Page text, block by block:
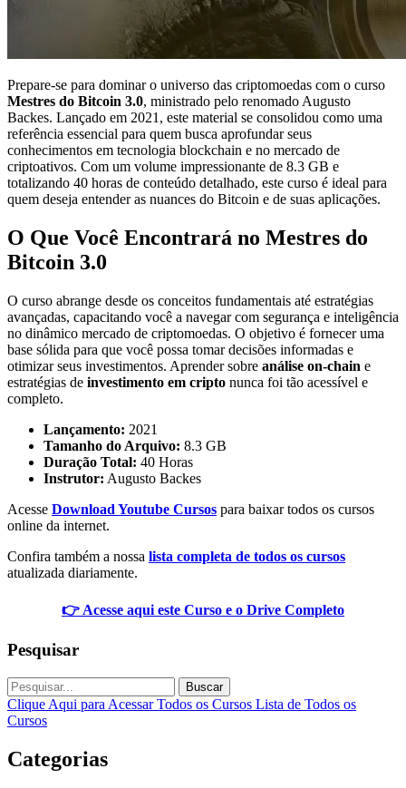
Prepare-se para dominar o universo das criptomoedas com o curso
Mestres do Bitcoin 3.0, ministrado pelo renomado Augusto
Backes. Lançado em 2021, este material se consolidou como uma
referência essencial para quem busca aprofundar seus
conhecimentos em tecnologia blockchain e no mercado de
criptoativos. Com um volume impressionante de 8.3 GB e
totalizando 40 horas de conteúdo detalhado, este curso é ideal para
quem deseja entender as nuances do Bitcoin e de suas aplicações.
O Que Você Encontrará no Mestres do
Bitcoin 3.0
O curso abrange desde os conceitos fundamentais até estratégias
avançadas, capacitando você a navegar com segurança e inteligência
no dinâmico mercado de criptomoedas. O objetivo é fornecer uma
base sólida para que você possa tomar decisões informadas e
otimizar seus investimentos. Aprender sobre análise on-chain e
estratégias de investimento em cripto nunca foi tão acessível e
completo.
Lançamento: 2021
Tamanho do Arquivo: 8.3 GB
Duração Total: 40 Horas
Instrutor: Augusto Backes
Acesse Download Youtube Cursos para baixar todos os cursos
online da internet.
Confira também a nossa lista completa de todos os cursos
atualizada diariamente.
👉 Acesse aqui este Curso e o Drive Completo
Pesquisar
Buscar
Clique Aqui para Acessar Todos os Cursos Lista de Todos os
Cursos
Categorias